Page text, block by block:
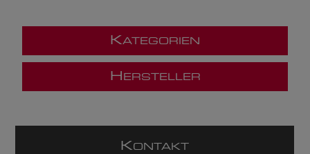
KATEGORIEN
H ERSTELLER
KONTAKT